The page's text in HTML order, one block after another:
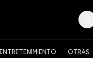
ENTRETENIMIENTO OTRAS